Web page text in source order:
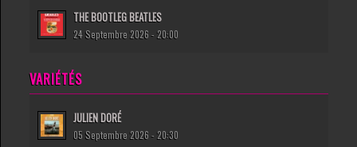
THE BOOTLEG BEATLES
24 Septembre 2026 - 20:00
VARIÉTÉS
JULIEN DORÉ
05 Septembre 2026 - 20:30